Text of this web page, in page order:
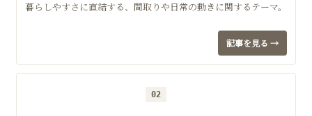
暮らしやすさに直結する、間取りや日常の動きに関するテーマ。
記事を見る →
02